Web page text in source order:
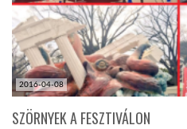
GLOBOBOOK
2016-04-08
SZÖRNYEK A FESZTIVÁLON